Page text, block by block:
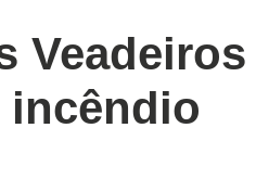
Veadeiros
incêndio